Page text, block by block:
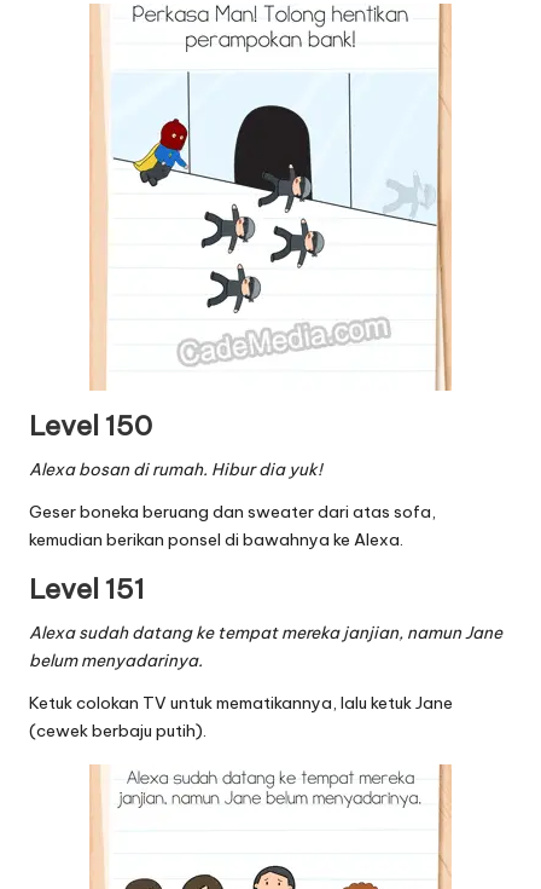
Level 150
Alexa bosan di rumah. Hibur dia yuk!
Geser boneka beruang dan sweater dari atas sofa,
kemudian berikan ponsel di bawahnya ke Alexa.
Level 151
Alexa sudah datang ke tempat mereka janjian, namun Jane
belum menyadarinya.
Ketuk colokan TV untuk mematikannya, lalu ketuk Jane
(cewek berbaju putih).